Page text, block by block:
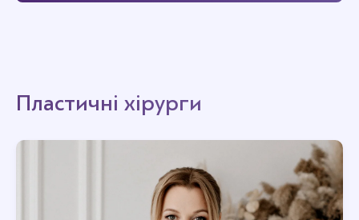
Пластичні хірурги